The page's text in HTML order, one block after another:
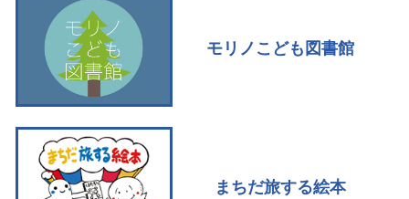
モリノこども図書館
まちだ旅する絵本